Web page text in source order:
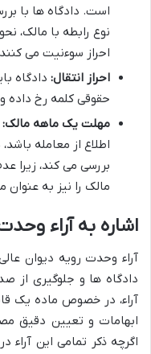
است. دادگاه ها با
نوع رابطه با مالک،
احراز سوءنیت می
احراز انتقال: دادگاه
حقوقی کلمه رخ داده
مهلت یک ماهه مالک:
اطلاع از معامله
بررسی می کند، زیرا
مالک را نیز به
اشاره به آراء
آراء وحدت رویه دیوان
دادگاه ها و جلوگیری از
آراء، در خصوص ماده یک
ابهامات و تعیین دقیق
اگرچه ذکر تمامی این